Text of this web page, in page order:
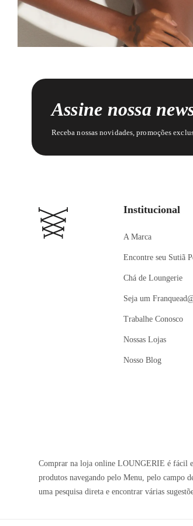
Assine nossa
Receba nossas novidades, promoções
Institucional
A Marca
Encontre seu Sutiã
Chá de Loungerie
Seja um
Trabalhe Conosco
Nossas Lojas
Nosso Blog
Comprar na loja online LOUNGERIE é fácil e
produtos navegando pelo Menu, pelo campo
uma pesquisa direta e encontrar várias